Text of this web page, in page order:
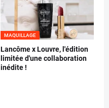
MAQUILLAGE
Lancôme x Louvre, l'édition
limitée d'une collaboration
inédite !